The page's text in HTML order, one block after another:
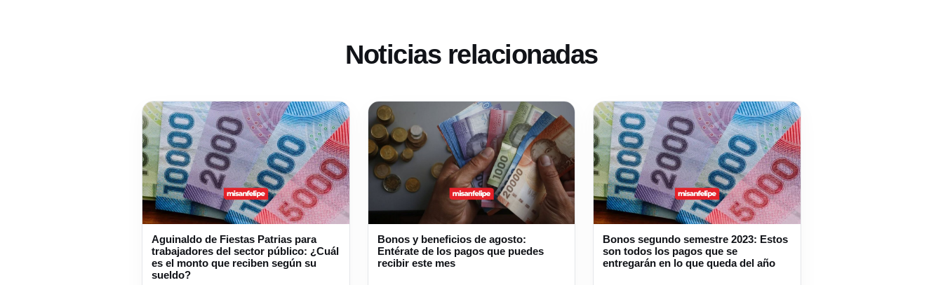
Noticias relacionadas
Aguinaldo de Fiestas Patrias para
trabajadores del sector público: ¿Cuál
es el monto que reciben según su
sueldo?
Bonos y beneficios de agosto:
Entérate de los pagos que puedes
recibir este mes
Bonos segundo semestre 2023: Estos
son todos los pagos que se
entregarán en lo que queda del año